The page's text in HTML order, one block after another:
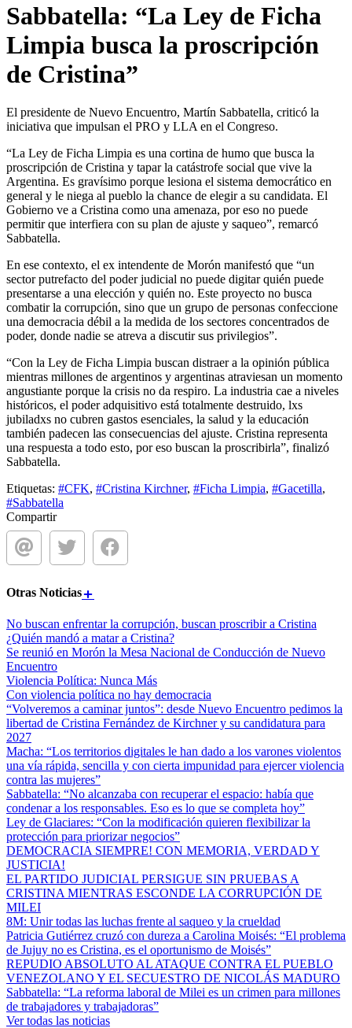
Sabbatella: “La Ley de Ficha
Limpia busca la proscripción
de Cristina”
El presidente de Nuevo Encuentro, Martín Sabbatella, criticó la
iniciativa que impulsan el PRO y LLA en el Congreso.
“La Ley de Ficha Limpia es una cortina de humo que busca la
proscripción de Cristina y tapar la catástrofe social que vive la
Argentina. Es gravísimo porque lesiona el sistema democrático en
general y le niega al pueblo la chance de elegir a su candidata. El
Gobierno ve a Cristina como una amenaza, por eso no puede
permitir que interfiera con su plan de ajuste y saqueo”, remarcó
Sabbatella.
En ese contexto, el ex intendente de Morón manifestó que “un
sector putrefacto del poder judicial no puede digitar quién puede
presentarse a una elección y quién no. Este proyecto no busca
combatir la corrupción, sino que un grupo de personas confeccione
una democracia débil a la medida de los sectores concentrados de
poder, donde nadie se atreva a discutir sus privilegios”.
“Con la Ley de Ficha Limpia buscan distraer a la opinión pública
mientras millones de argentinos y argentinas atraviesan un momento
angustiante porque la crisis no da respiro. La industria cae a niveles
históricos, el poder adquisitivo está totalmente destruido, lxs
jubiladxs no cubren gastos esenciales, la salud y la educación
también padecen las consecuencias del ajuste. Cristina representa
una respuesta a todo esto, por eso buscan la proscribirla”, finalizó
Sabbatella.
Etiquetas: #CFK, #Cristina Kirchner, #Ficha Limpia, #Gacetilla,
#Sabbatella
Compartir
Otras Noticias
No buscan enfrentar la corrupción, buscan proscribir a Cristina
¿Quién mandó a matar a Cristina?
Se reunió en Morón la Mesa Nacional de Conducción de Nuevo
Encuentro
Violencia Política: Nunca Más
Con violencia política no hay democracia
“Volveremos a caminar juntos”: desde Nuevo Encuentro pedimos la
libertad de Cristina Fernández de Kirchner y su candidatura para
2027
Macha: “Los territorios digitales le han dado a los varones violentos
una vía rápida, sencilla y con cierta impunidad para ejercer violencia
contra las mujeres”
Sabbatella: “No alcanzaba con recuperar el espacio: había que
condenar a los responsables. Eso es lo que se completa hoy”
Ley de Glaciares: “Con la modificación quieren flexibilizar la
protección para priorizar negocios”
DEMOCRACIA SIEMPRE! CON MEMORIA, VERDAD Y
JUSTICIA!
EL PARTIDO JUDICIAL PERSIGUE SIN PRUEBAS A
CRISTINA MIENTRAS ESCONDE LA CORRUPCIÓN DE
MILEI
8M: Unir todas las luchas frente al saqueo y la crueldad
Patricia Gutiérrez cruzó con dureza a Carolina Moisés: “El problema
de Jujuy no es Cristina, es el oportunismo de Moisés”
REPUDIO ABSOLUTO AL ATAQUE CONTRA EL PUEBLO
VENEZOLANO Y EL SECUESTRO DE NICOLÁS MADURO
Sabbatella: “La reforma laboral de Milei es un crimen para millones
de trabajadores y trabajadoras”
Ver todas las noticias